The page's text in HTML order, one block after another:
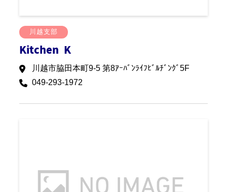
川越支部
Kitchen K
川越市脇田本町9-5 第8ｱｰﾊﾞﾝﾗｲﾌﾋﾞﾙﾁﾞﾝｸﾞ5F
049-293-1972